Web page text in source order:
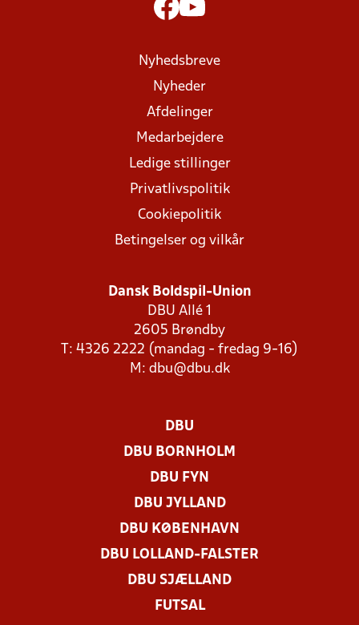
Nyhedsbreve
Nyheder
Afdelinger
Medarbejdere
Ledige stillinger
Privatlivspolitik
Cookiepolitik
Betingelser og vilkår
Dansk Boldspil-Union
DBU Allé 1
2605 Brøndby
T: 4326 2222 (mandag - fredag 9-16)
M: dbu@dbu.dk
DBU
DBU BORNHOLM
DBU FYN
DBU JYLLAND
DBU KØBENHAVN
DBU LOLLAND-FALSTER
DBU SJÆLLAND
FUTSAL